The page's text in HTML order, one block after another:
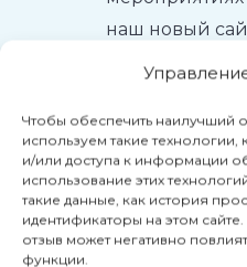
Чтобы обеспечить наилучший
используем такие технологии,
и/или доступа к информации
использование этих
такие данные, как история
идентификаторы на этом
отзыв может негативно
функции.
наш новый
esports.com
зритель,
помощью
для зрителей,